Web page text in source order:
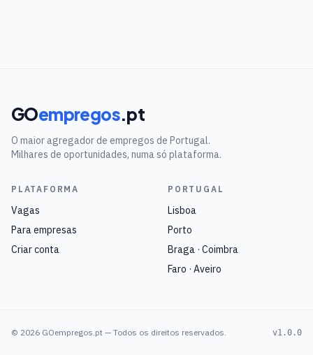
GOempregos.pt
O maior agregador de empregos de Portugal.
Milhares de oportunidades, numa só plataforma.
PLATAFORMA
Vagas
Para empresas
Criar conta
PORTUGAL
Lisboa
Porto
Braga · Coimbra
Faro · Aveiro
© 2026 GOempregos.pt — Todos os direitos reservados. v1.0.0